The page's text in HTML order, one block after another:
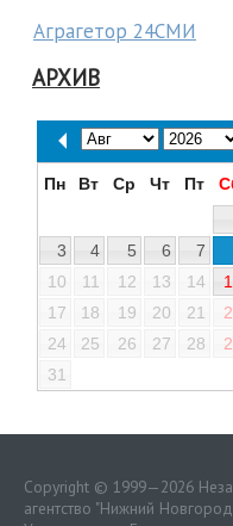
Аграгетор 24СМИ
АРХИВ
Пн Вт Ср Чт Пт
3
4 5 6 7
10
11 12 13 14
17
18 19 20 21
24
25 26 27 28
31
Copyright © 1999—2026
агентство "Нижний